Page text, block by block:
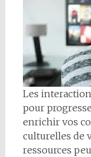
Les
pour
enrichir vos
culturelles de
ressources